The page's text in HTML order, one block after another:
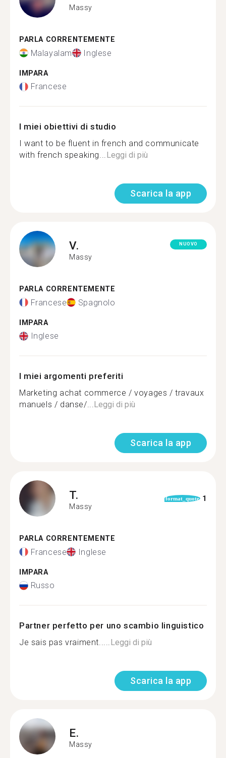
Massy
PARLA CORRENTEMENTE
Malayalam Inglese
IMPARA
Francese
I miei obiettivi di studio
I want to be fluent in french and communicate
with french speaking...Leggi di più
Scarica la app
V.
Massy
NUOVO
PARLA CORRENTEMENTE
Francese Spagnolo
IMPARA
Inglese
I miei argomenti preferiti
Marketing achat commerce / voyages / travaux
manuels / danse/...Leggi di più
Scarica la app
T.
Massy
format_quote 1
PARLA CORRENTEMENTE
Francese Inglese
IMPARA
Russo
Partner perfetto per uno scambio linguistico
Je sais pas vraiment.....Leggi di più
Scarica la app
E.
Massy